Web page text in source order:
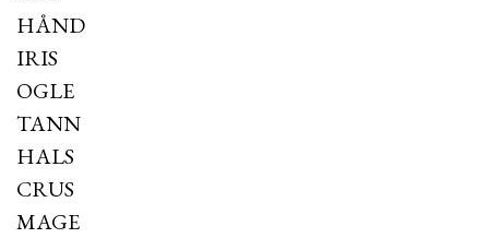
HÅND
IRIS
OGLE
TANN
HALS
CRUS
MAGE